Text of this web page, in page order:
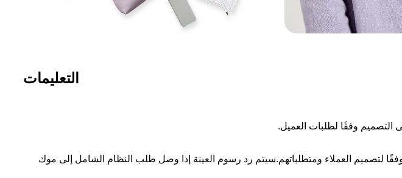
التعليمات
وفقًا لتصميم العملاء ومتطلباتهم.سيتم رد رسوم العينة إذا وصل طلب النظام الشامل إلى موك